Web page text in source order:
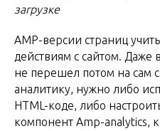
загрузке
AMP-версии страниц
действиям с сайтом. Даже
не перешел потом на сам
аналитику, нужно либо
HTML-коде, либо
компонент Amp-analytics,